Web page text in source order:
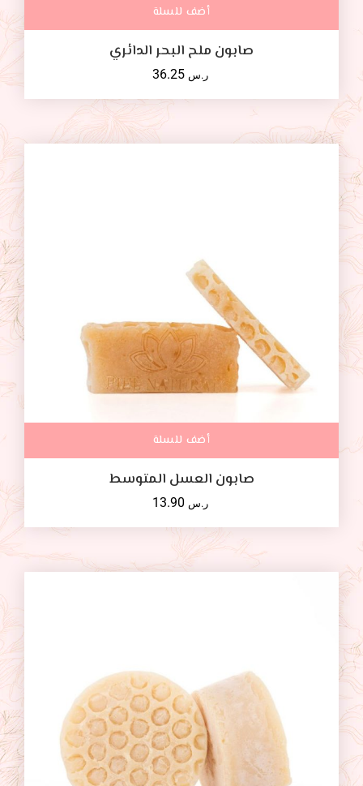
أضف للسلة
صابون ملح البحر الدائري
ر.س
أضف للسلة
صابون العسل المتوسط
ر.س